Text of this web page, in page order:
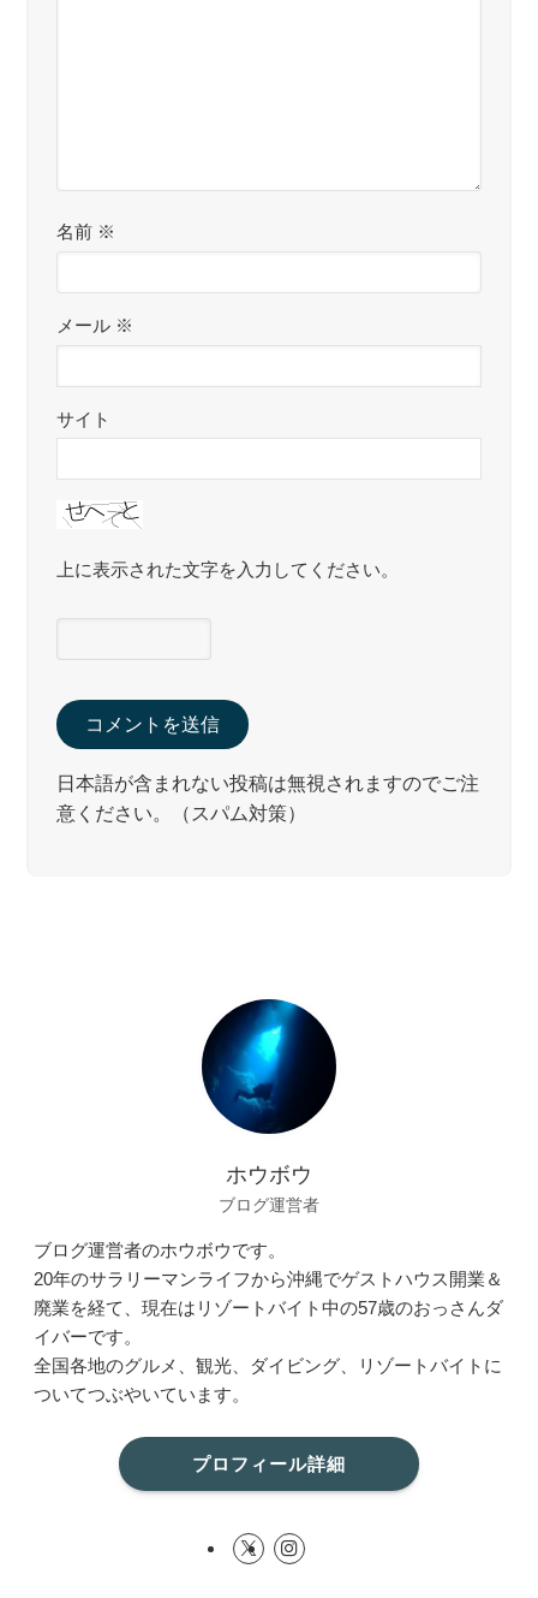
名前 ※
メール ※
サイト
上に表示された文字を入力してください。
日本語が含まれない投稿は無視されますのでご注
意ください。（スパム対策）
ホウボウ
ブログ運営者
ブログ運営者のホウボウです。
20年のサラリーマンライフから沖縄でゲストハウス開業＆
廃業を経て、現在はリゾートバイト中の57歳のおっさんダ
イバーです。
全国各地のグルメ、観光、ダイビング、リゾートバイトに
ついてつぶやいています。
プロフィール詳細